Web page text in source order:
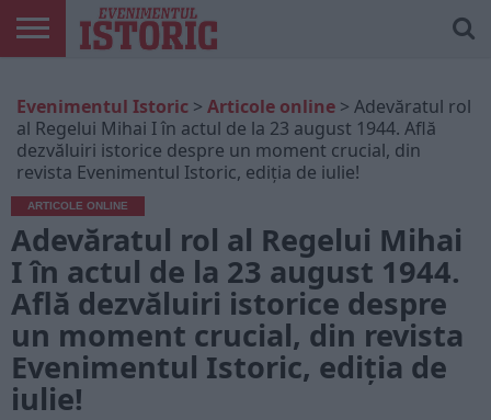
ONLINE
EDIȚII
TIPĂRITE
ISTORIC
PLAY
CONTUL
MEU
Evenimentul Istoric > Articole online > Adevăratul rol
al Regelui Mihai I în actul de la 23 august 1944. Află
dezvăluiri istorice despre un moment crucial, din
revista Evenimentul Istoric, ediția de iulie!
ARTICOLE ONLINE
Adevăratul rol al Regelui Mihai
I în actul de la 23 august 1944.
Află dezvăluiri istorice despre
un moment crucial, din revista
Evenimentul Istoric, ediția de
iulie!